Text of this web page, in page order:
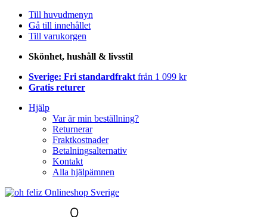
Till huvudmenyn
Gå till innehållet
Till varukorgen
Skönhet, hushåll & livsstil
Sverige: Fri standardfrakt från 1 099 kr
Gratis returer
Hjälp
Var är min beställning?
Returnerar
Fraktkostnader
Betalningsalternativ
Kontakt
Alla hjälpämnen